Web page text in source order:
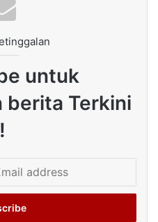
untuk
berita Terkini
!